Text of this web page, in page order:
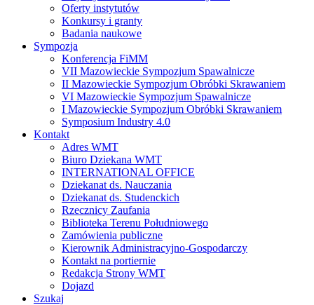
Oferty instytutów
Konkursy i granty
Badania naukowe
Sympozja
Konferencja FiMM
VII Mazowieckie Sympozjum Spawalnicze
II Mazowieckie Sympozjum Obróbki Skrawaniem
VI Mazowieckie Sympozjum Spawalnicze
I Mazowieckie Sympozjum Obróbki Skrawaniem
Symposium Industry 4.0
Kontakt
Adres WMT
Biuro Dziekana WMT
INTERNATIONAL OFFICE
Dziekanat ds. Nauczania
Dziekanat ds. Studenckich
Rzecznicy Zaufania
Biblioteka Terenu Południowego
Zamówienia publiczne
Kierownik Administracyjno-Gospodarczy
Kontakt na portiernie
Redakcja Strony WMT
Dojazd
Szukaj